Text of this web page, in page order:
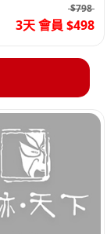
$798
3天 會員 $498